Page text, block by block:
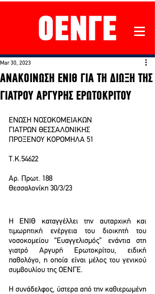
ΑΝΑΚΟΙΝΩΣΗ ΕΝΙΘ ΓΙΑ ΤΗ ΔΙΩΞΗ ΤΗΣ
ΓΙΑΤΡΟΥ ΑΡΓΥΡΗΣ ΕΡΩΤΟΚΡΙΤΟΥ
Mar 30, 2023
ΕΝΩΣΗ ΝΟΣΟΚΟΜΕΙΑΚΩΝ
ΓΙΑΤΡΩΝ ΘΕΣΣΑΛΟΝΙΚΗΣ
ΠΡΟΞΕΝΟΥ ΚΟΡΟΜΗΛΑ 51
Τ.Κ.54622
Θεσσαλονίκη 30/3/23
Η ΕΝΙΘ καταγγέλλει την αυταρχική και
τιμωρητική ενέργεια του διοικητή του
νοσοκομείου “Ευαγγελισμός” ενάντια στη
γιατρό Αργυρή Ερωτοκρίτου, ειδική
παθολόγο, η οποία είναι μέλος του γενικού
συμβουλίου της ΟΕΝΓΕ.
Η συνάδελφος, ύστερα από την καθιερωμένη